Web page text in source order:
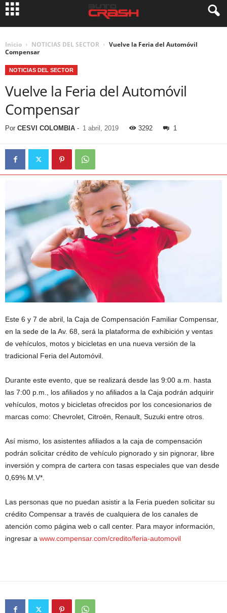
Inicio NOTICIAS DEL SECTOR
Vuelve la Feria del Automóvil
Compensar
NOTICIAS DEL SECTOR
Vuelve la Feria del Automóvil
Compensar
Por CESVI COLOMBIA - 1 abril, 2019 3292 1
Este 6 y 7 de abril, la Caja de Compensación Familiar Compensar,
en la sede de la Av. 68, será la plataforma de exhibición y ventas
de vehículos, motos y bicicletas en una nueva versión de la
tradicional Feria del Automóvil.
Durante este evento, que se realizará desde las 9:00 a.m. hasta
las 7:00 p.m., los afiliados y no afiliados a la Caja podrán adquirir
vehículos, motos y bicicletas ofrecidos por los concesionarios de
marcas como: Chevrolet, Citroën, Renault, Suzuki entre otros.
Así mismo, los asistentes afiliados a la caja de compensación
podrán solicitar crédito de vehículo pignorado y sin pignorar, libre
inversión y compra de cartera con tasas especiales que van desde
0,69% M.V*.
Las personas que no puedan asistir a la Feria pueden solicitar su
crédito Compensar a través de cualquiera de los canales de
atención como página web o call center. Para mayor información,
ingresar a www.compensar.com/credito/feria-automovil